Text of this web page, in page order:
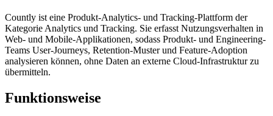
Countly ist eine Produkt-Analytics- und Tracking-Plattform der
Kategorie Analytics und Tracking. Sie erfasst Nutzungsverhalten in
Web- und Mobile-Applikationen, sodass Produkt- und Engineering-
Teams User-Journeys, Retention-Muster und Feature-Adoption
analysieren können, ohne Daten an externe Cloud-Infrastruktur zu
übermitteln.
Funktionsweise